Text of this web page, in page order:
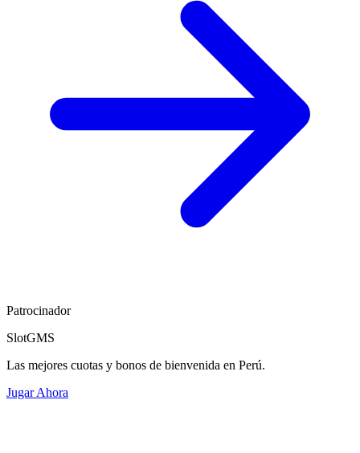
Patrocinador
SlotGMS
Las mejores cuotas y bonos de bienvenida en Perú.
Jugar Ahora